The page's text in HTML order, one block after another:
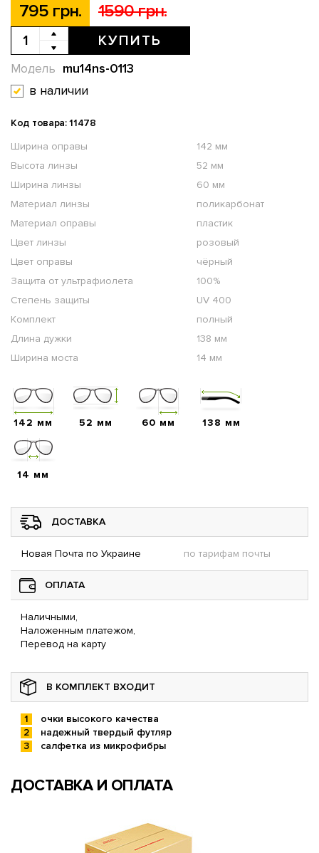
795 грн. 1590 грн.
КУПИТЬ
mu14ns-0113
Модель
в наличии
Код товара: 11478
Ширина оправы
142 мм
Высота линзы
52 мм
Ширина линзы
60 мм
Материал линзы
поликарбонат
Материал оправы
пластик
Цвет линзы
розовый
Цвет оправы
чёрный
Защита от ультрафиолета
100%
Степень защиты
UV 400
Комплект
полный
Длина дужки
138 мм
Ширина моста
14 мм
142 мм 52 мм 60 мм 138 мм
14 мм
ДОСТАВКА
Новая Почта по Украине по тарифам почты
ОПЛАТА
Наличными,
Наложенным платежом,
Перевод на карту
В КОМПЛЕКТ ВХОДИТ
очки высокого качества
надежный твердый футляр
салфетка из микрофибры
ДОСТАВКА И ОПЛАТА